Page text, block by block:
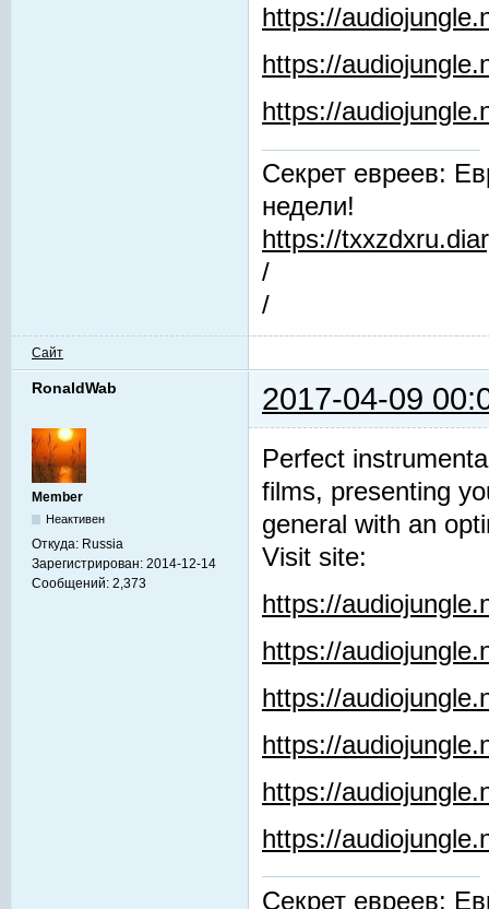
https://
https://
https://
Секрет евреев:
недели!
https://
/
/
Сайт
RonaldWab 2017-04-09
Member
Неактивен
Откуда: Russia
Зарегистрирован: 2014-12-14
Сообщений: 2,373
Perfect
films, presenting
general with an
Visit site:
https://
https://
https://
https://
https://
https://
Секрет евреев: